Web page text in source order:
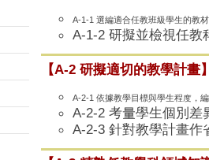
A-1-1 選編適合任教班級學生的教
A-1-2 研擬並檢視任教
【A-2 研擬適切的教學計畫
A-2-1 依據教學目標與學生程度，
A-2-2 考量學生個別差
A-2-3 針對教學計畫作